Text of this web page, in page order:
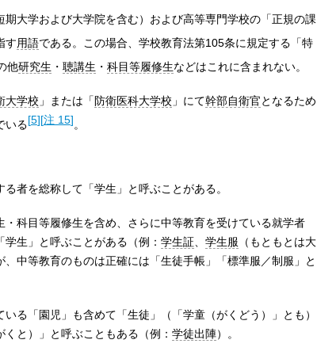
大学および大学院を含む）および高等専門学校の「正規の課
す用語である。この場合、学校教育法第105条に規定する「特
他研究生 ・ 聴講生 ・ 科目等履修生などはこれに含まれない。
大学校 」または「防衛医科大学校 」にて幹部自衛官となるため
いる[5][注 15]。
る者を総称して「学生」と呼ぶことがある。
科目等履修生を含め、さらに中等教育を受けている就学者
生」と呼ぶことがある（例： 学生証、 学生服 （もともとは大
中等教育のものは正確には「生徒手帳」「標準服／制服」と
る「園児」も含めて「生徒」（「学童（がくどう）」とも）
くと）」と呼ぶこともある（例： 学徒出陣）。